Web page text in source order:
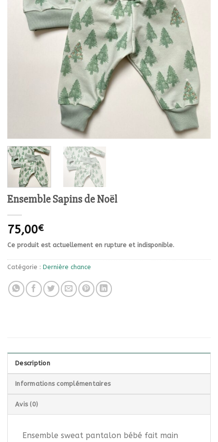
Ensemble Sapins de Noël
75,00€
Ce produit est actuellement en rupture et indisponible.
Catégorie : Dernière chance
Description
Informations complémentaires
Avis (0)
Ensemble sweat pantalon bébé fait main